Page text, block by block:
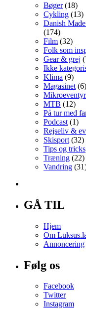
Bøger(18)
Cykling (13)
Danish
(174)
Film (32)
Folk som
Gear & grej
Ikke
Klima (9)
Magasinet (6)
Mikroeventyr
MTB (12)
På tur med
Podcast (1)
Rejseliv &
Skisport (32)
Tips og tricks
Træning (22)
Vandring
GÅ TIL
Hjem
Om
Annoncering
Følg os
Facebook
Twitter
Instagram